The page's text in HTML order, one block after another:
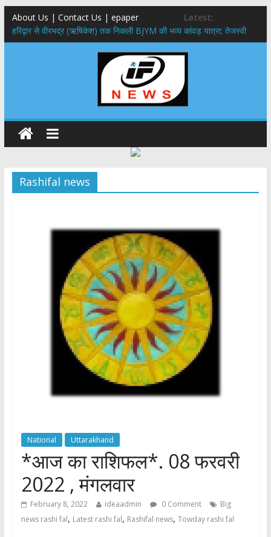
About Us | Contact Us | epaper
Latest:
​हरिद्वार से वीरभद्र (ऋषिकेश) तक निकली BJYM की भव्य कांवड़ यात्रा; तेजस्वी
सूर्या ने की देश व प्रदेशवासियों के कल्याण की कामना
नंदा की चौकी पुल हादसा: PWD के EE, AE और JE निलंबित, सीएम धामी के निर्देश
मुख्यमंत्री ने 9 लाख 87 हजार17 पेंशन लाभार्थियों को कुल 146 करोड़ 32 लाख
राष्ट्रीय हथकरघा दिवस पर मुख्यमंत्री धामी ने उत्कृष्ट बुनकरों और हस्तशिल्प
कारीगरों को किया सम्मानित
​धामी कैबिनेट का बड़ा फैसला: पशुपालकों को 60% तक सब्सिडी, गंगा एक्सप्रेसवे का
हरिद्वार तक होगा विस्तार
Rashifal news
National Uttarakhand
*आज का राशिफल*. 08 फरवरी
2022 , मंगलवार
February 8, 2022 ideaadmin 0 Comment
Big
news rashi fal, Latest rashi fal, Rashifal news, Towday rashi fal